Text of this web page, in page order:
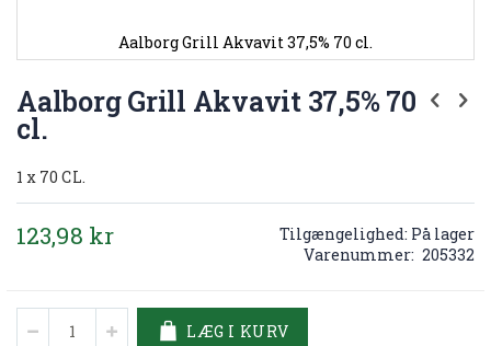
Aalborg Grill Akvavit 37,5% 70 cl.
til
starten
af
Aalborg Grill Akvavit 37,5% 70
cl.
1 x 70 CL.
123,98 kr Tilgængelighed: På lager
Varenummer 205332
LÆG I KURV